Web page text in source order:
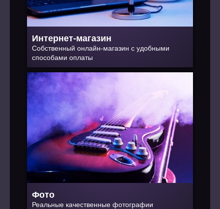
Интернет-магазин
Собственный онлайн-магазин с удобными
способами оплаты
Фото
Реальные качественные фотографии